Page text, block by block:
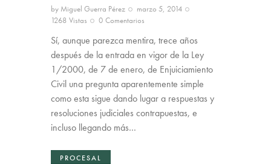
by Miguel Guerra Pérez
marzo 5, 2014
1268 Vistas 0 Comentarios
Sí, aunque parezca mentira, trece años
después de la entrada en vigor de la Ley
1/2000, de 7 de enero, de Enjuiciamiento
Civil una pregunta aparentemente simple
como esta sigue dando lugar a respuestas y
resoluciones judiciales contrapuestas, e
incluso llegando más…
PROCESAL